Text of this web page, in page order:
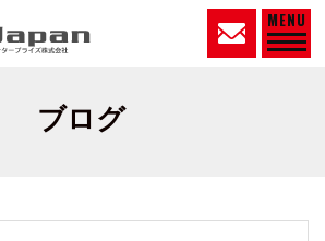
MENU
ブログ